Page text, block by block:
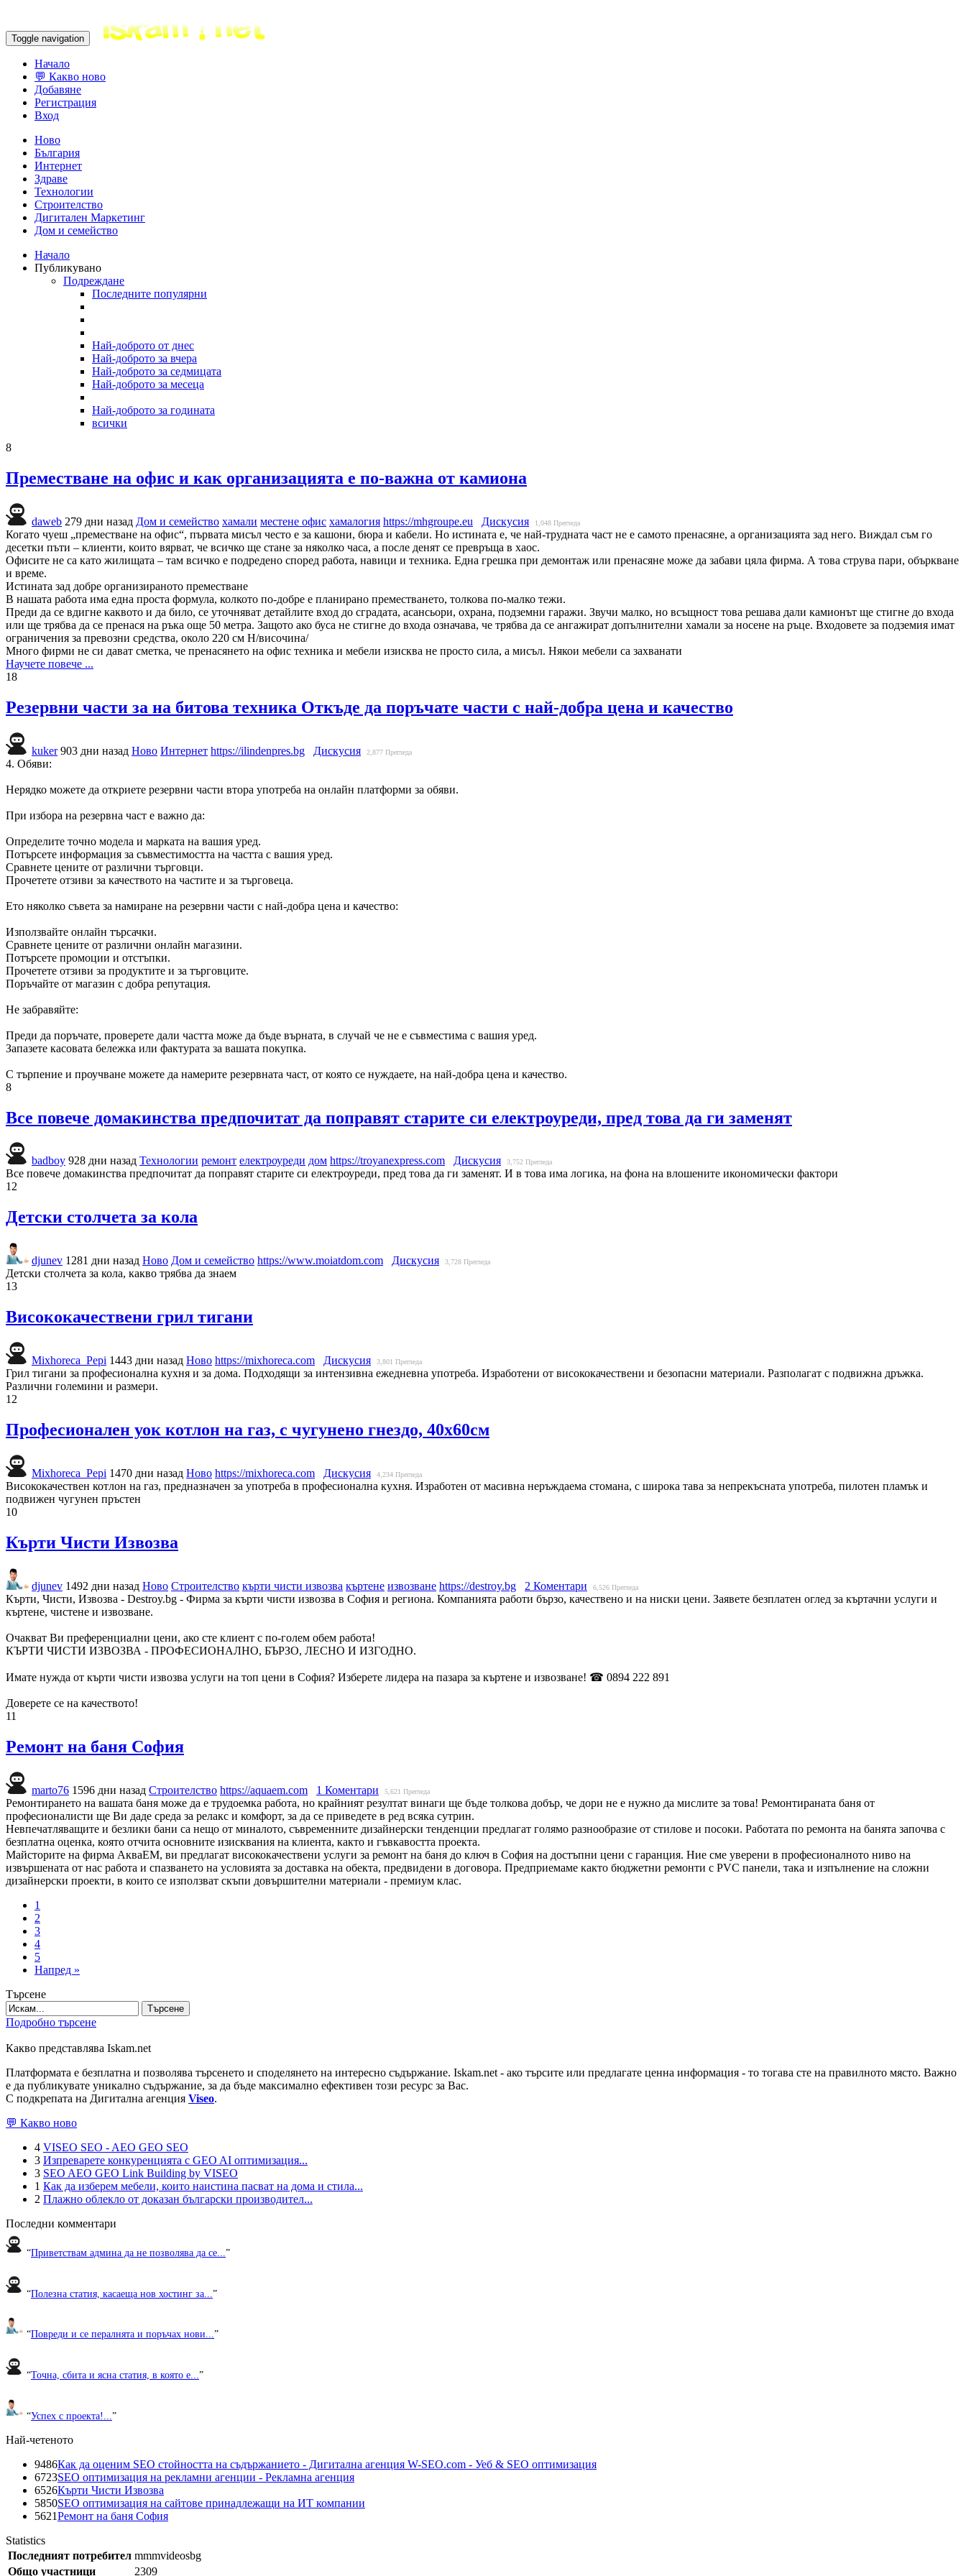
Toggle navigation
Начало
💬 Какво ново
Добавяне
Регистрация
Вход
Ново
България
Интернет
Здраве
Технологии
Строителство
Дигитален Маркетинг
Дом и семейство
Начало
Публикувано
Подреждане
Последните популярни
Най-доброто от днес
Най-доброто за вчера
Най-доброто за седмицата
Най-доброто за месеца
Най-доброто за годината
всички
8
Преместване на офис и как организацията е по-важна от камиона
daweb 279 дни назад Дом и семейство хамали местене офис хамалогия https://mhgroupe.eu Дискусия 1,048 Прегледа
Когато чуеш „преместване на офис“, първата мисъл често е за кашони, бюра и кабели. Но истината е, че най-трудната част не е самото пренасяне, а организацията зад него. Виждал съм го
десетки пъти – клиенти, които вярват, че всичко ще стане за няколко часа, а после денят се превръща в хаос.
Офисите не са като жилищата – там всичко е подредено според работа, навици и техника. Една грешка при демонтаж или пренасяне може да забави цяла фирма. А това струва пари, объркване
и време.
Истината зад добре организираното преместване
В нашата работа има една проста формула, колкото по-добре е планирано преместването, толкова по-малко тежи.
Преди да се вдигне каквото и да било, се уточняват детайлите вход до сградата, асансьори, охрана, подземни гаражи. Звучи малко, но всъщност това решава дали камионът ще стигне до входа
или ще трябва да се пренася на ръка още 50 метра. Защото ако буса не стигне до входа означава, че трябва да се ангажират допълнителни хамали за носене на ръце. Входовете за подземия имат
ограничения за превозни средства, около 220 см H/височина/
Много фирми не си дават сметка, че пренасянето на офис техника и мебели изисква не просто сила, а мисъл. Някои мебели са захванати
Научете повече ...
18
Резервни части за на битова техника Откъде да поръчате части с най-добра цена и качество
kuker 903 дни назад Ново Интернет https://ilindenpres.bg Дискусия 2,877 Прегледа
4. Обяви:
Нерядко можете да откриете резервни части втора употреба на онлайн платформи за обяви.
При избора на резервна част е важно да:
Определите точно модела и марката на вашия уред.
Потърсете информация за съвместимостта на частта с вашия уред.
Сравнете цените от различни търговци.
Прочетете отзиви за качеството на частите и за търговеца.
Ето няколко съвета за намиране на резервни части с най-добра цена и качество:
Използвайте онлайн търсачки.
Сравнете цените от различни онлайн магазини.
Потърсете промоции и отстъпки.
Прочетете отзиви за продуктите и за търговците.
Поръчайте от магазин с добра репутация.
Не забравяйте:
Преди да поръчате, проверете дали частта може да бъде върната, в случай че не е съвместима с вашия уред.
Запазете касовата бележка или фактурата за вашата покупка.
С търпение и проучване можете да намерите резервната част, от която се нуждаете, на най-добра цена и качество.
8
Все повече домакинства предпочитат да поправят старите си електроуреди, пред това да ги заменят
badboy 928 дни назад Технологии ремонт електроуреди дом https://troyanexpress.com Дискусия 3,752 Прегледа
Все повече домакинства предпочитат да поправят старите си електроуреди, пред това да ги заменят. И в това има логика, на фона на влошените икономически фактори
12
Детски столчета за кола
djunev 1281 дни назад Ново Дом и семейство https://www.moiatdom.com Дискусия 3,728 Прегледа
Детски столчета за кола, какво трябва да знаем
13
Висококачествени грил тигани
Mixhoreca_Pepi 1443 дни назад Ново https://mixhoreca.com Дискусия 3,801 Прегледа
Грил тигани за професионална кухня и за дома. Подходящи за интензивна ежедневна употреба. Изработени от висококачествени и безопасни материали. Разполагат с подвижна дръжка.
Различни големини и размери.
12
Професионален уок котлон на газ, с чугунено гнездо, 40х60см
Mixhoreca_Pepi 1470 дни назад Ново https://mixhoreca.com Дискусия 4,234 Прегледа
Висококачествен котлон на газ, предназначен за употреба в професионална кухня. Изработен от масивна неръждаема стомана, с широка тава за непрекъсната употреба, пилотен пламък и
подвижен чугунен пръстен
10
Кърти Чисти Извозва
djunev 1492 дни назад Ново Строителство кърти чисти извозва къртене извозване https://destroy.bg 2 Коментари 6,526 Прегледа
Кърти, Чисти, Извозва - Destroy.bg - Фирма за кърти чисти извозва в София и региона. Компанията работи бързо, качествено и на ниски цени. Заявете безплатен оглед за къртачни услуги и
къртене, чистене и извозване.
Очакват Ви преференциални цени, ако сте клиент с по-голем обем работа!
КЪРТИ ЧИСТИ ИЗВОЗВА - ПРОФЕСИОНАЛНО, БЪРЗО, ЛЕСНО И ИЗГОДНО.
Имате нужда от кърти чисти извозва услуги на топ цени в София? Изберете лидера на пазара за къртене и извозване! ☎ 0894 222 891
Доверете се на качеството!
11
Ремонт на баня София
marto76 1596 дни назад Строителство https://aquaem.com 1 Коментари 5,621 Прегледа
Ремонтирането на вашата баня може да е трудоемка работа, но крайният резултат винаги ще бъде толкова добър, че дори не е нужно да мислите за това! Ремонтираната баня от
професионалисти ще Ви даде среда за релакс и комфорт, за да се приведете в ред всяка сутрин.
Невпечатляващите и безлики бани са нещо от миналото, съвременните дизайнерски тенденции предлагат голямо разнообразие от стилове и посоки. Работата по ремонта на банята започва с
безплатна оценка, която отчита основните изисквания на клиента, както и гъвкавостта проекта.
Майсторите на фирма АкваЕМ, ви предлагат висококачествени услуги за ремонт на баня до ключ в София на достъпни цени с гаранция. Ние сме уверени в професионалното ниво на
извършената от нас работа и спазването на условията за доставка на обекта, предвидени в договора. Предприемаме както бюджетни ремонти с PVC панели, така и изпълнение на сложни
дизайнерски проекти, в които се използват скъпи довършителни материали - премиум клас.
1
2
3
4
5
Напред »
Търсене
Търсене
Подробно търсене
Какво представлява Iskam.net
Платформата е безплатна и позволява търсенето и споделянето на интересно съдържание. Iskam.net - ако търсите или предлагате ценна информация - то тогава сте на правилното място. Важно
е да публикувате уникално съдържание, за да бъде максимално ефективен този ресурс за Вас.
С подкрепата на Дигитална агенция Viseo.
💬 Какво ново
4 VISEO SEO - AEO GEO SEO
3 Изпреварете конкуренцията с GEO AI оптимизация...
3 SEO AEO GEO Link Building by VISEO
1 Как да изберем мебели, които наистина пасват на дома и стила...
2 Плажно облекло от доказан български производител...
Последни комментари
“Приветствам админа да не позволява да се... ”
“Полезна статия, касаеща нов хостинг за... ”
“Повреди и се пералнята и поръчах нови...”
“Точна, сбита и ясна статия, в която е...”
“Успех с проекта!... ”
Най-четеното
9486Как да оценим SEO стойността на съдържанието - Дигитална агенция W-SEO.com - Уеб & SEO оптимизация
6723SEO оптимизация на рекламни агенции - Рекламна агенция
6526Кърти Чисти Извозва
5850SEO оптимизация на сайтове принадлежащи на ИТ компании
5621Ремонт на баня София
Statistics
Последният потребител mmmvideosbg
Общо участници
2309